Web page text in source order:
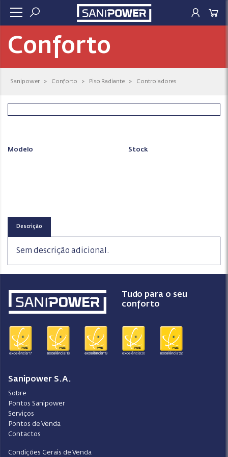
Conforto
Sanipower > Conforto > Piso Radiante > Controladores
Modelo Stock
Descrição
Sem descrição adicional.
Tudo para o seu
conforto
Sanipower S.A.
Sobre
Pontos Sanipower
Serviços
Pontos de Venda
Contactos
Condições Gerais de Venda